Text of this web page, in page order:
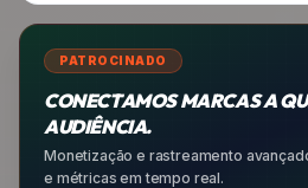
PATROCINADO
CONECTAMOS MARCAS A
AUDIÊNCIA.
Monetização e rastreamento
e métricas em tempo real.